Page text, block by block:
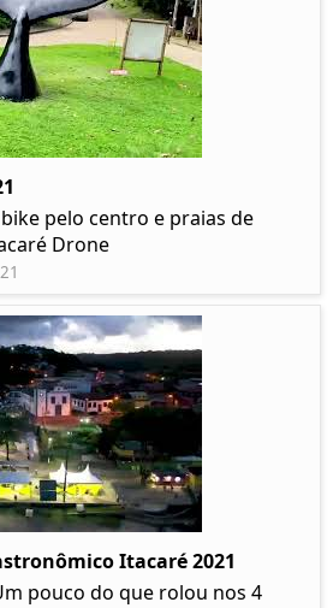
pelo centro e praias de
Drone
Itacaré 2021
pouco do que rolou nos 4